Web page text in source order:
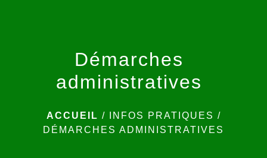
Démarches
administratives
ACCUEIL / INFOS PRATIQUES /
DÉMARCHES ADMINISTRATIVES